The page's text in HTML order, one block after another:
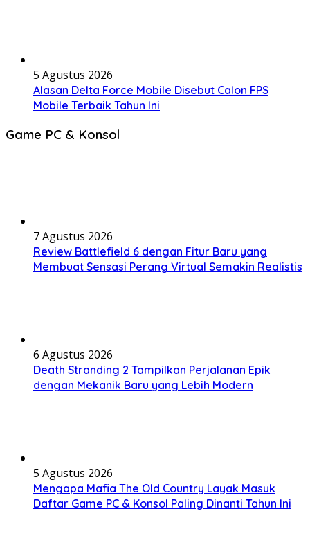
5 Agustus 2026
Alasan Delta Force Mobile Disebut Calon FPS
Mobile Terbaik Tahun Ini
Game PC & Konsol
7 Agustus 2026
Review Battlefield 6 dengan Fitur Baru yang
Membuat Sensasi Perang Virtual Semakin Realistis
6 Agustus 2026
Death Stranding 2 Tampilkan Perjalanan Epik
dengan Mekanik Baru yang Lebih Modern
5 Agustus 2026
Mengapa Mafia The Old Country Layak Masuk
Daftar Game PC & Konsol Paling Dinanti Tahun Ini